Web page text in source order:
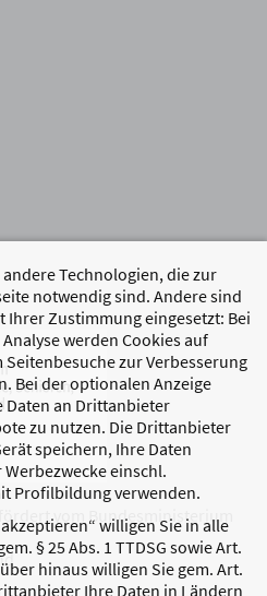
Technologien, die zur
notwendig sind. Andere sind
Zustimmung eingesetzt: Bei
werden Cookies auf
zur Verbesserung
Bei der optionalen Anzeige
Daten an Drittanbieter
zu nutzen. Die Drittanbieter
speichern, Ihre Daten
einschl.
Profilbildung verwenden.
willigen Sie in alle
§ 25 Abs. 1 TTDSG sowie Art.
hinaus willigen Sie gem. Art.
Ihre Daten in Ländern
vom Bundesministerium